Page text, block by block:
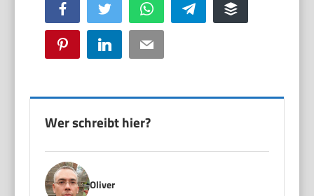
Facebook Twitter WhatsApp Telegram Buffer
Pinterest LinkedIn Email
Wer schreibt hier?
Oliver